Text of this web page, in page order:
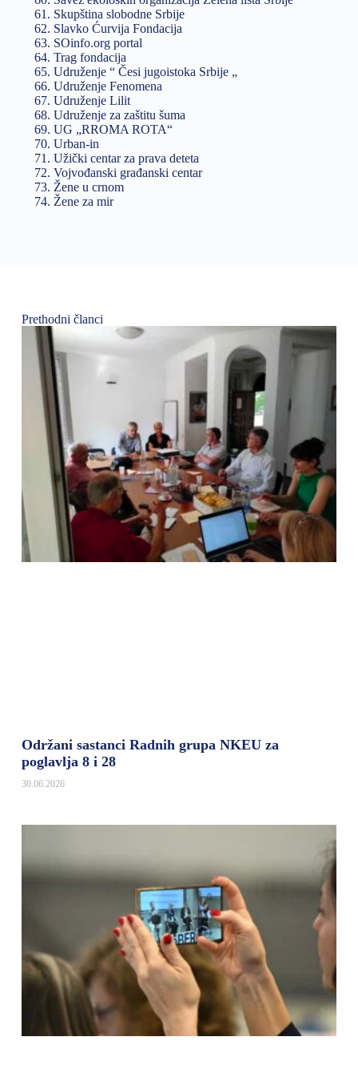
Skupština slobodne Srbije
Slavko Ćurvija Fondacija
SOinfo.org portal
Trag fondacija
Udruženje “ Česi jugoistoka Srbije „
Udruženje Fenomena
Udruženje Lilit
Udruženje za zaštitu šuma
UG „RROMA ROTA“
Urban-in
Užički centar za prava deteta
Vojvođanski građanski centar
Žene u crnom
Žene za mir
Prethodni članci
Održani sastanci Radnih grupa NKEU za
poglavlja 8 i 28
30.06.2026